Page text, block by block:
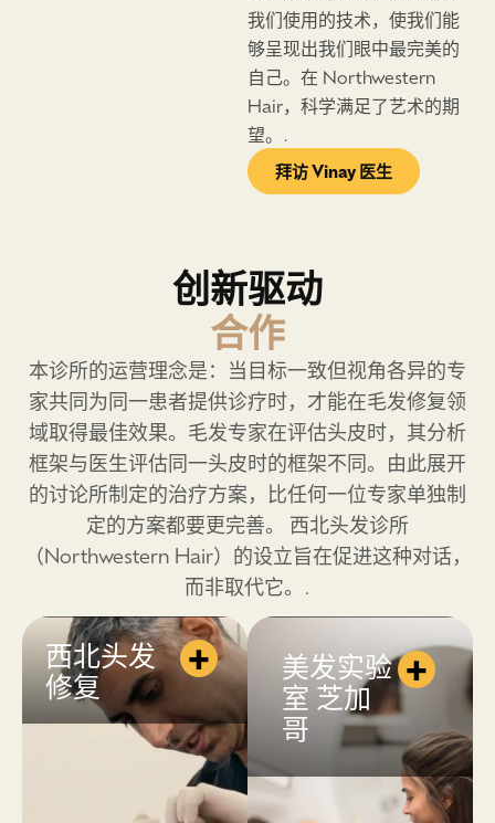
我们使用的技术，使我们能
够呈现出我们眼中最完美的
自己。在 Northwestern
Hair，科学满足了艺术的期
望。.
拜访 Vinay 医生
创新驱动
合作
本诊所的运营理念是：当目标一致但视角各异的专
家共同为同一患者提供诊疗时，才能在毛发修复领
域取得最佳效果。毛发专家在评估头皮时，其分析
框架与医生评估同一头皮时的框架不同。由此展开
的讨论所制定的治疗方案，比任何一位专家单独制
定的方案都要更完善。 西北头发诊所
（Northwestern Hair）的设立旨在促进这种对话，
而非取代它。.
西北头发
修复
+
美发实验
室 芝加
哥
+